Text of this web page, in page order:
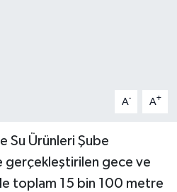
A- A+
Su Ürünleri Şube
gerçekleştirilen gece ve
toplam 15 bin 100 metre